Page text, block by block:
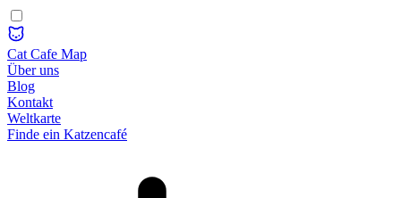
Cat Cafe Map
Über uns
Blog
Kontakt
Weltkarte
Finde ein Katzencafé